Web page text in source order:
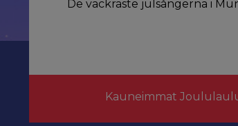
De vackraste julsångerna i
Kauneimmat